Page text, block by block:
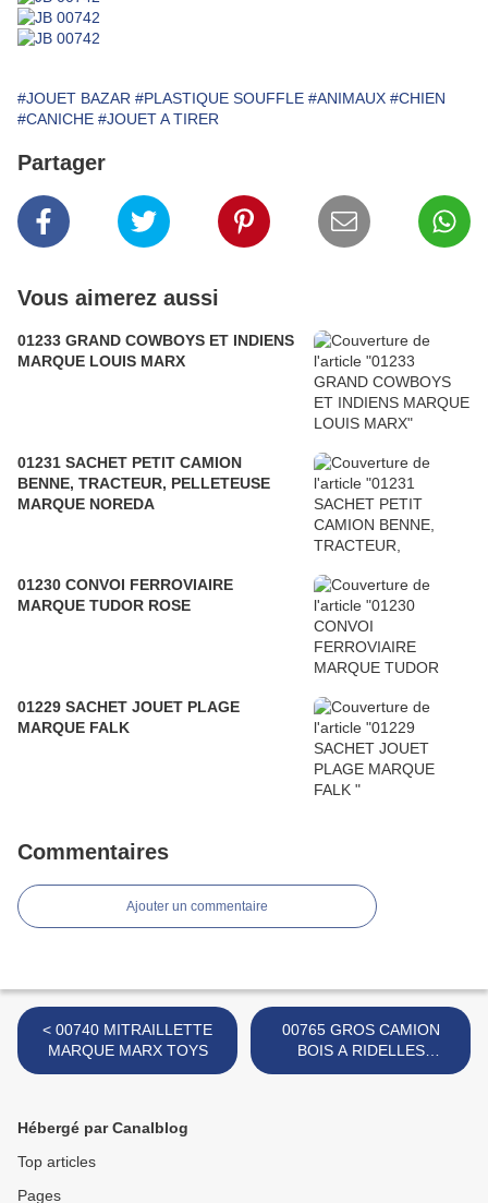
#JOUET BAZAR #PLASTIQUE SOUFFLE #ANIMAUX #CHIEN
#CANICHE #JOUET A TIRER
Partager
Vous aimerez aussi
01233 GRAND COWBOYS ET INDIENS
MARQUE LOUIS MARX
01231 SACHET PETIT CAMION
BENNE, TRACTEUR, PELLETEUSE
MARQUE NOREDA
01230 CONVOI FERROVIAIRE
MARQUE TUDOR ROSE
01229 SACHET JOUET PLAGE
MARQUE FALK
Commentaires
Ajouter un commentaire
< 00740 MITRAILLETTE
MARQUE MARX TOYS
00765 GROS CAMION
BOIS A RIDELLES
MARQUE INCONNUE >
Hébergé par Canalblog
Top articles
Pages